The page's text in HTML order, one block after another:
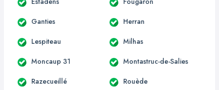
Ganties Herran
Lespiteau Milhas
Moncaup 31 Montastruc-de-Salies
Razecueillé Rouède